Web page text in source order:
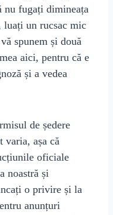
nu fugați dimineața
luați un rucsac mic
spunem și două
aici, pentru că e
și a vedea
de ședere
varia, așa că
oficiale
noastră și
o privire și la
anunțuri